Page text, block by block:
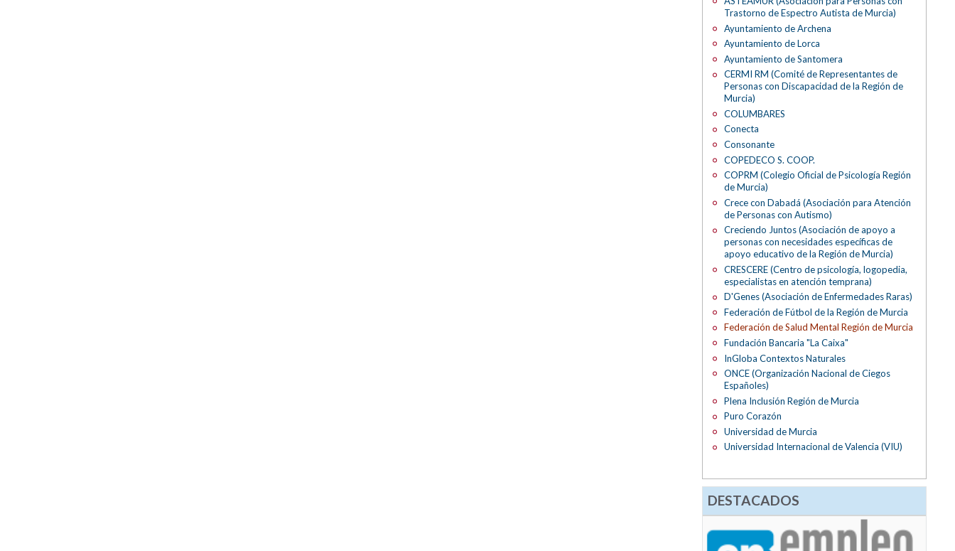
Trastorno de Espectro Autista de Murcia)
Ayuntamiento de Archena
Ayuntamiento de Lorca
Ayuntamiento de Santomera
CERMI RM (Comité de Representantes de
Personas con Discapacidad de la Región de
Murcia)
COLUMBARES
Conecta
Consonante
COPEDECO S. COOP.
COPRM (Colegio Oficial de Psicología Región
de Murcia)
Crece con Dabadá (Asociación para Atención
de Personas con Autismo)
Creciendo Juntos (Asociación de apoyo a
personas con necesidades específicas de
apoyo educativo de la Región de Murcia)
CRESCERE (Centro de psicología, logopedia,
especialistas en atención temprana)
D'Genes (Asociación de Enfermedades Raras)
Federación de Fútbol de la Región de Murcia
Federación de Salud Mental Región de Murcia
Fundación Bancaria "La Caixa"
InGloba Contextos Naturales
ONCE (Organización Nacional de Ciegos
Españoles)
Plena Inclusión Región de Murcia
Puro Corazón
Universidad de Murcia
Universidad Internacional de Valencia (VIU)
DESTACADOS